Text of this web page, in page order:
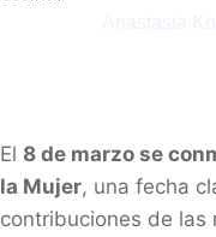
El 8 de marzo se
la Mujer, una fecha
contribuciones de las